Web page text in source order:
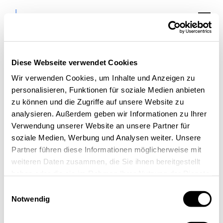
Diese Webseite verwendet Cookies
Wir verwenden Cookies, um Inhalte und Anzeigen zu
personalisieren, Funktionen für soziale Medien anbieten
zu können und die Zugriffe auf unsere Website zu
analysieren. Außerdem geben wir Informationen zu Ihrer
Verwendung unserer Website an unsere Partner für
soziale Medien, Werbung und Analysen weiter. Unsere
Partner führen diese Informationen möglicherweise mit
weiteren Daten zusammen, die Sie ihnen bereitgestellt
Notwendig
Sprechstunde:
Arbeitsschutz – smart,
modular und
kosteneffizient